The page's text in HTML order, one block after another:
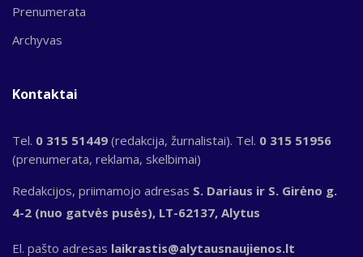
Prenumerata
Archyvas
Kontaktai
Tel. 0 315 51449 (redakcija, žurnalistai). Tel. 0 315 51956
(prenumerata, reklama, skelbimai)
Redakcijos, priimamojo adresas S. Dariaus ir S. Girėno g.
4-2 (nuo gatvės pusės), LT-62137, Alytus
El. pašto adresas laikrastis@alytausnaujienos.lt